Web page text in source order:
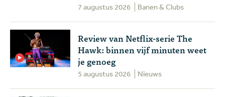
7 augustus 2026 Banen & Clubs
Review van Netflix-serie The
Hawk: binnen vijf minuten weet
je genoeg
5 augustus 2026 Nieuws